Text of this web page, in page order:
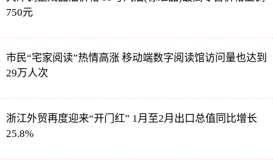
750元
市民“宅家阅读”热情高涨 移动端数字阅读馆访问量也达到
29万人次
浙江外贸再度迎来“开门红” 1月至2月出口总值同比增长
25.8%